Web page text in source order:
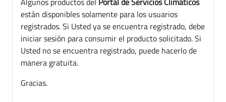
están disponibles solamente para los usuarios
registrados. Si Usted ya se encuentra registrado, debe
iniciar sesión para consumir el producto solicitado. Si
Usted no se encuentra registrado, puede hacerlo de
manera gratuita.
Gracias.